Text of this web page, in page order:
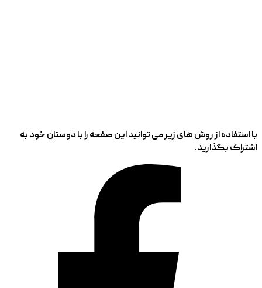
با استفاده از روش های زیر می توانید این صفحه را با دوستان خود به
اشتراک بگذارید.